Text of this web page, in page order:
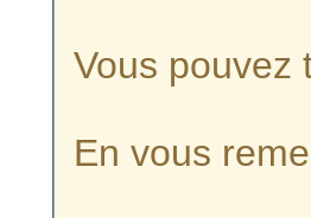
Vous pouvez
En vous